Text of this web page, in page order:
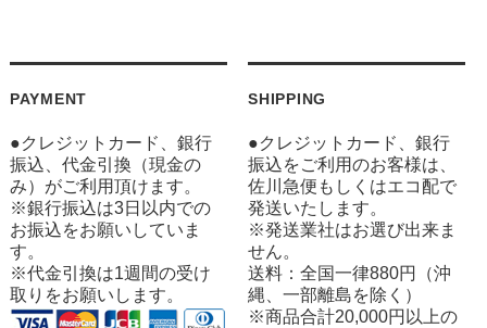
PAYMENT
●クレジットカード、銀行
振込、代金引換（現金の
み）がご利用頂けます。
※銀行振込は3日以内での
お振込をお願いしていま
す。
※代金引換は1週間の受け
取りをお願いします。
SHIPPING
●クレジットカード、銀行
振込をご利用のお客様は、
佐川急便もしくはエコ配で
発送いたします。
※発送業社はお選び出来ま
せん。
送料：全国一律880円（沖
縄、一部離島を除く）
※商品合計20,000円以上の